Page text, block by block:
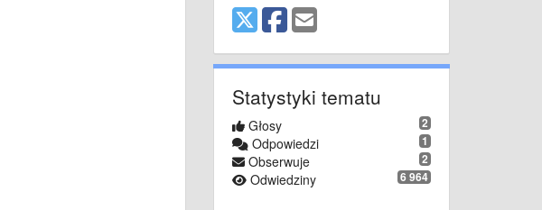
Statystyki tematu
2
Głosy
1
Odpowiedzi
2
Obserwuje
6 964
Odwiedziny